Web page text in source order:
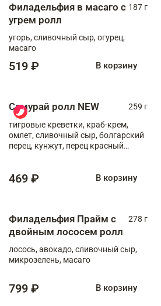
Филадельфия в масаго с
угрем ролл
187 г
угорь, сливочный сыр, огурец,
масаго
519 ₽ В корзину
Самурай ролл NEW
259 г
тигровые креветки, краб-крем,
омлет, сливочный сыр, болгарский
перец, кунжут, перец красный
469 ₽ В корзину
Филадельфия Прайм с
двойным лососем ролл
278 г
лосось, авокадо, сливочный сыр,
микрозелень, масаго
799 ₽ В корзину